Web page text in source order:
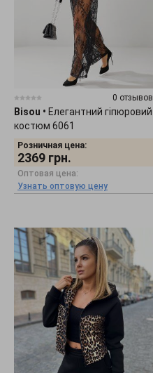
0 отзывов
Bisou • Елегантний гіпюровий
костюм 6061
Розничная цена:
2369 грн.
Оптовая цена:
Узнать оптовую цену